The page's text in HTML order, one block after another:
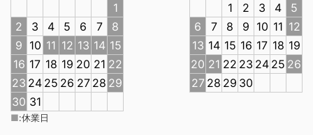
1
2
3 4 5 6 7
8
9 10 11 12 13 14 15
16 17 18 19 20 21 22
23 24 25 26 27 28 29
30 31
1
2 3 4
5
6
7 8 9 10 11 12
13 14 15 16 17 18 19
20 21 22 23 24 25 26
27 28 29 30
■:休業日